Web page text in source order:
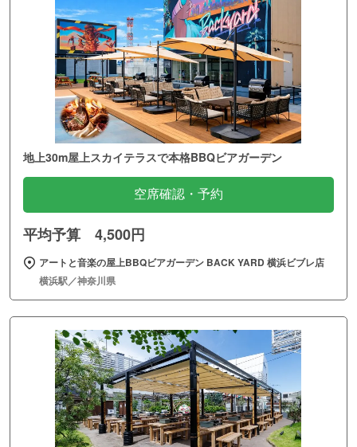
地上30m屋上スカイテラスで本格BBQビアガーデン
空席確認・予約
平均予算 4,500円
アートと音楽の屋上BBQビアガーデン BACK YARD 横浜ビブレ店
横浜駅／神奈川県